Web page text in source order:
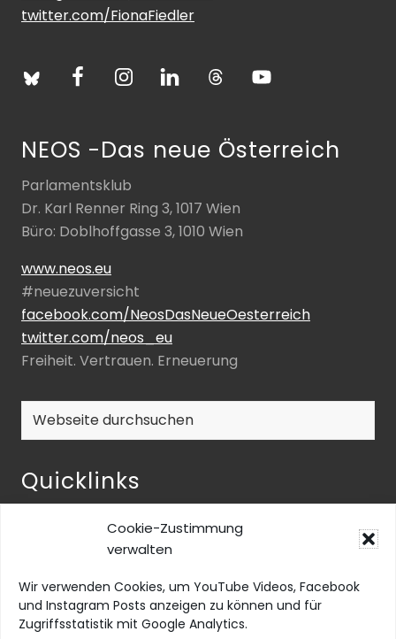
Cookie-Zustimmung
verwalten
Wir verwenden Cookies, um YouTube Videos, Facebook
und Instagram Posts anzeigen zu können und für
Zugriffsstatistik mit Google Analytics.
twitter.com/FionaFiedler
NEOS -Das neue Österreich
Parlamentsklub
Dr. Karl Renner Ring 3, 1017 Wien
Büro: Doblhoffgasse 3, 1010 Wien
www.neos.eu
#neuezuversicht
facebook.com/NeosDasNeueOesterreich
twitter.com/neos_eu
Freiheit. Vertrauen. Erneuerung
Webseite
Quicklinks
NEOS@home
Barrierefreiheit
Impressum